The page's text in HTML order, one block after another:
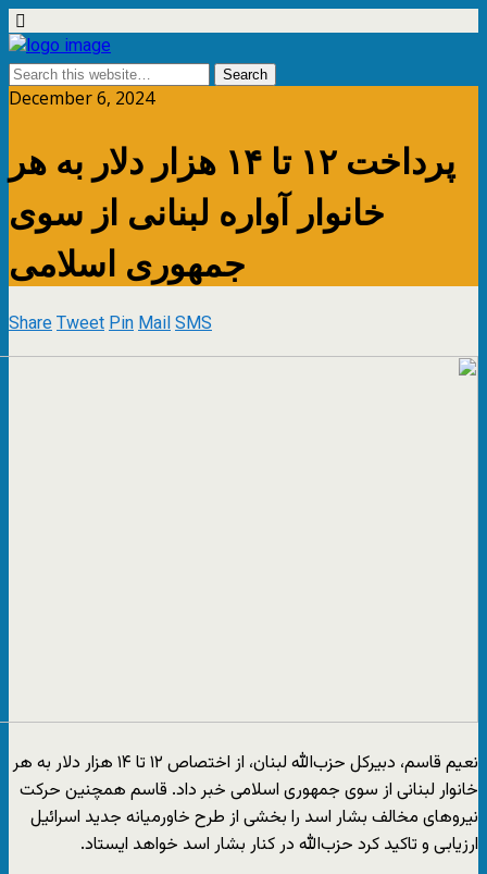
December 6, 2024
پرداخت ۱۲ تا ۱۴ هزار دلار به هر
خانوار آواره لبنانی از سوی
جمهوری اسلامی
ShareTweetPinMailSMS
نعیم قاسم، دبیرکل حزب‌الله لبنان، از اختصاص ۱۲ تا ۱۴ هزار دلار به هر
خانوار لبنانی از سوی جمهوری اسلامی خبر داد. قاسم همچنین حرکت
نیروهای مخالف بشار اسد را بخشی از طرح خاورمیانه جدید اسرائیل
ارزیابی و تاکید کرد حزب‌الله در کنار بشار اسد خواهد ایستاد.